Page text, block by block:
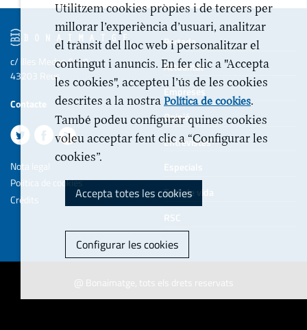
Portada
Actualitat
Empreses
Opinió
Entrevistes
Especials
Estil de vida
RSC
c/ Illes Medes 6-10
43203 Reus
Contacte
Nota legal
Politica de cookies
Crèdits
@ Bonaimatge, tots els drets reservats
Utilitzem cookies pròpies i de tercers per
millorar l’experiència d’usuari, analitzar
el trànsit del lloc web i personalitzar el
contingut i anuncis. En fer clic a "Accepta
les cookies", accepteu l’ús de les cookies
descrites a la nostra Política de cookies.
També podeu configurar quines cookies
voleu acceptar fent clic a “Configurar les
cookies”.
Accepta totes les cookies
Configurar les cookies